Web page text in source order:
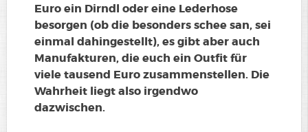
Euro ein Dirndl oder eine Lederhose
besorgen (ob die besonders schee san, sei
einmal dahingestellt), es gibt aber auch
Manufakturen, die euch ein Outfit für
viele tausend Euro zusammenstellen. Die
Wahrheit liegt also irgendwo
dazwischen.